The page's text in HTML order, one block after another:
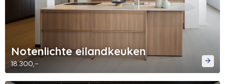
Notenlichte eilandkeuken
18.300,-